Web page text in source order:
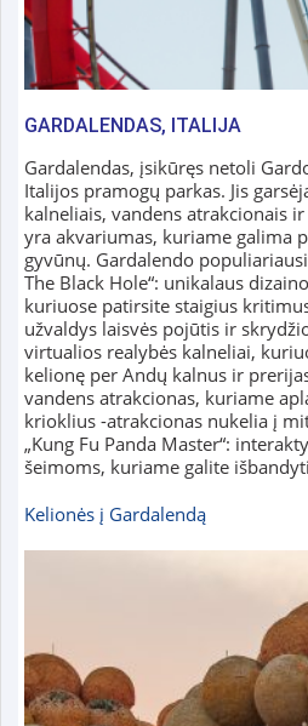
GARDALENDAS, ITALIJA
Gardalendas, įsikūręs netoli
Italijos pramogų parkas. Jis
kalneliais, vandens atrakcionais
yra akvariumas, kuriame galima
gyvūnų. Gardalendo
The Black Hole“: unikalaus
kuriuose patirsite staigius
užvaldys laisvės pojūtis ir
virtualios realybės kalneliai,
kelionę per Andų kalnus ir
vandens atrakcionas, kuriame
krioklius -atrakcionas nukelia į
„Kung Fu Panda Master“:
šeimoms, kuriame galite
Kelionės į Gardalendą